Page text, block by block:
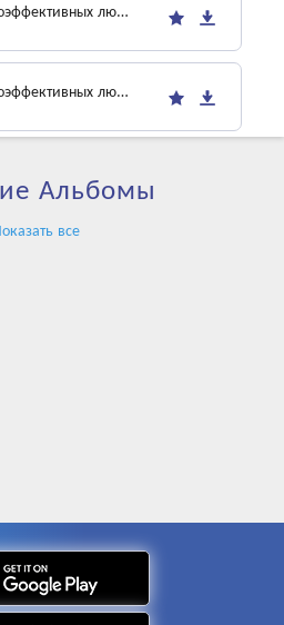
7 навыков высокоэффективных людей, 1-часть
7 навыков высокоэффективных людей, 2-часть
Альбомы
все